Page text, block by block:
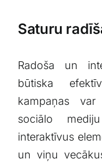
Saturu
Radoša un
būtiska
kampaņas
sociālo
interaktīvus
un‍ viņu